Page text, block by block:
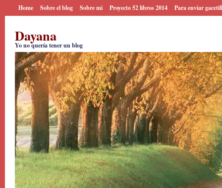
Home Sobre el blog Sobre mi Proyecto 52 libros 2014 Para enviar
Dayana
Yo no quería tener un blog